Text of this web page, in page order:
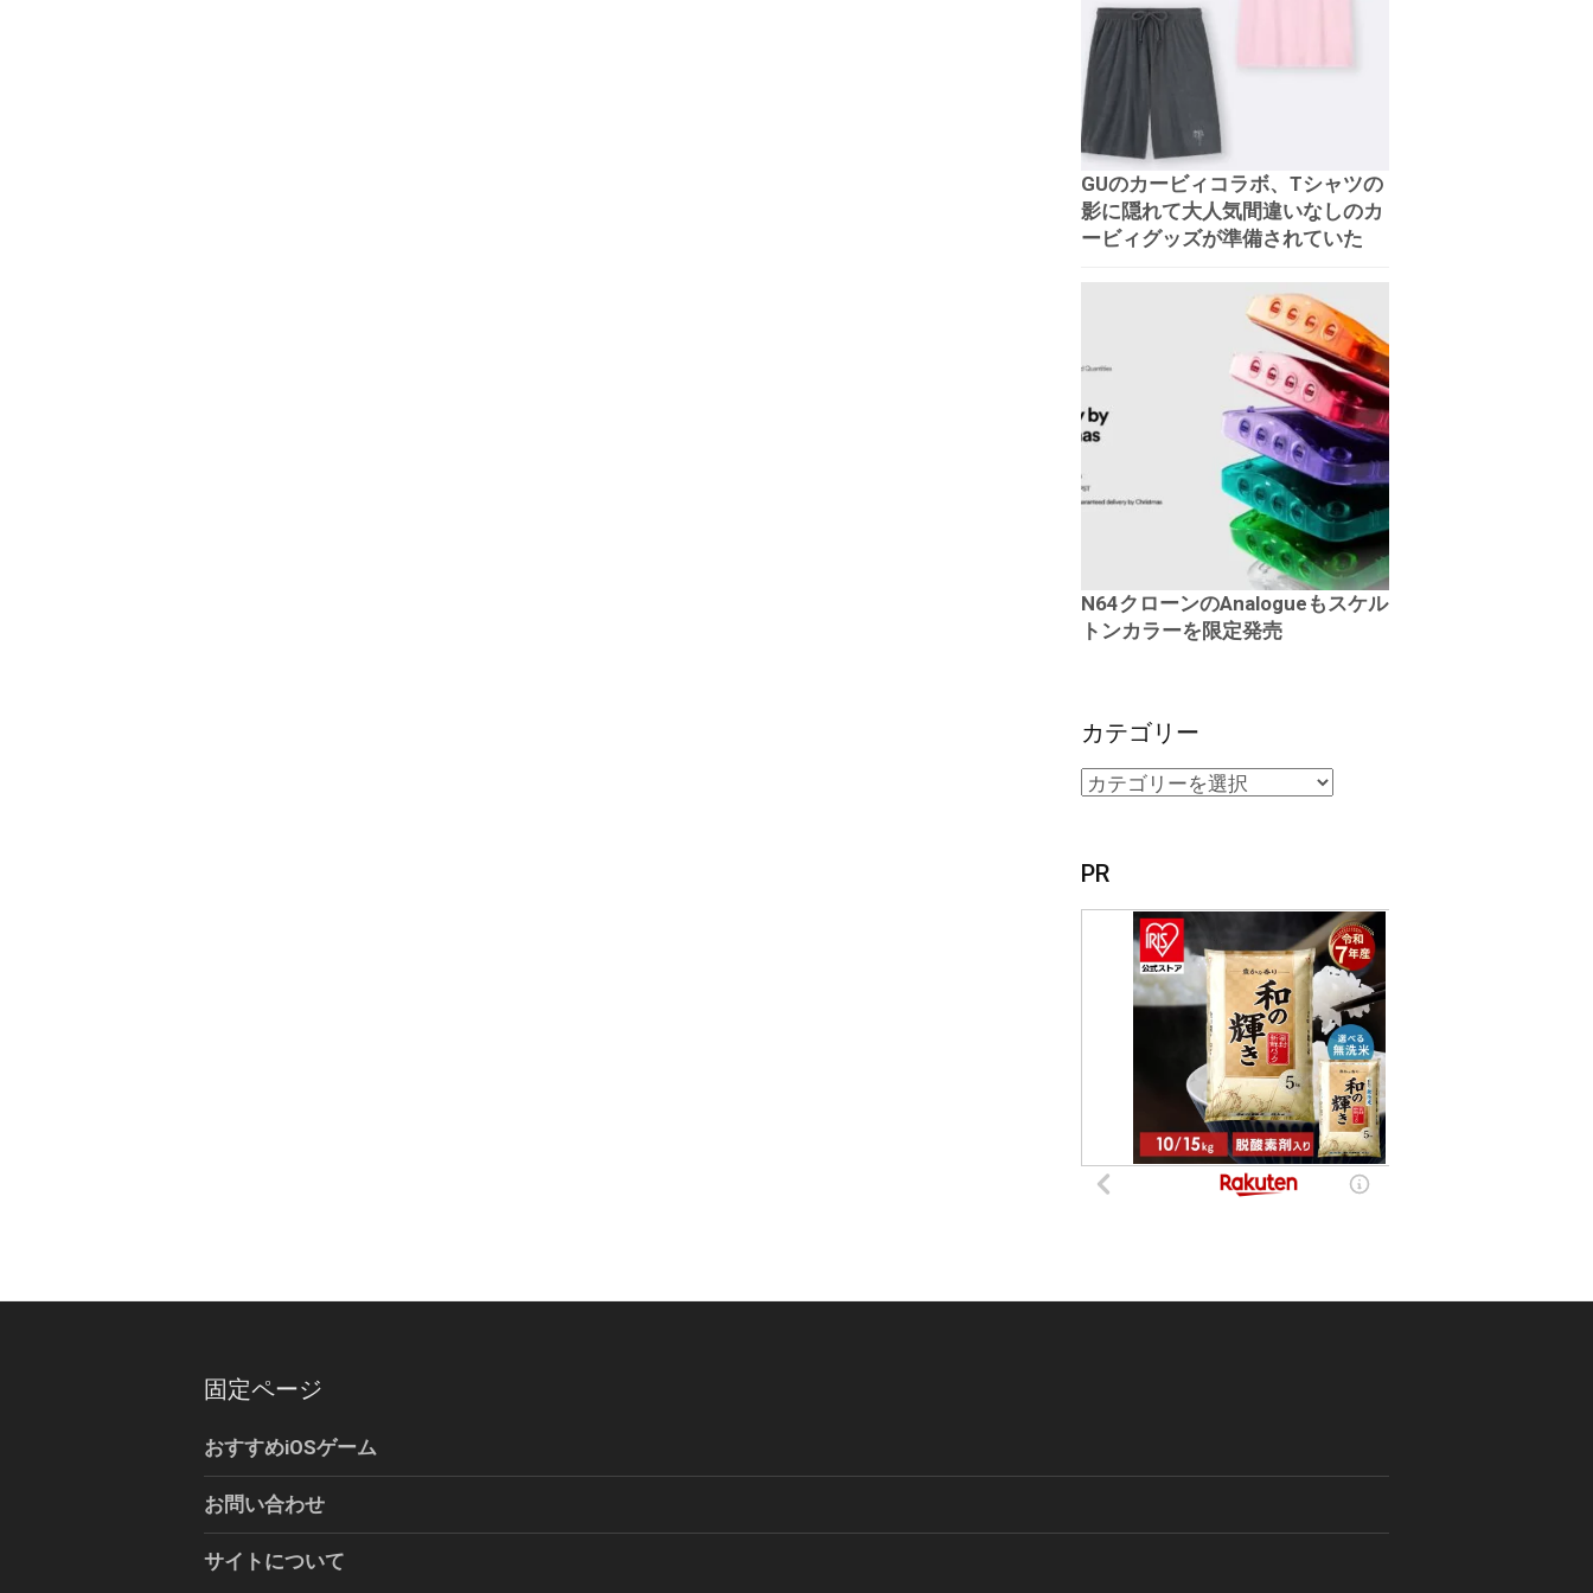
GUのカービィコラボ、Tシャツの
影に隠れて大人気間違いなしのカ
ービィグッズが準備されていた
N64クローンのAnalogueもスケル
トンカラーを限定発売
カテゴリー
PR
固定ページ
おすすめiOSゲーム
お問い合わせ
サイトについて